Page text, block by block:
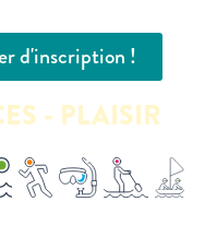
d'inscription !
- PLAISIR